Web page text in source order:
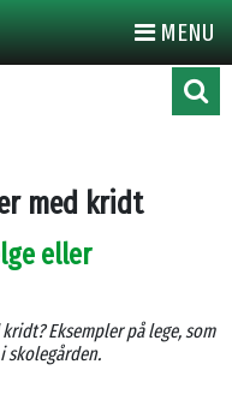
MENU
med kridt
eller
Eksempler på lege, som
skolegården.